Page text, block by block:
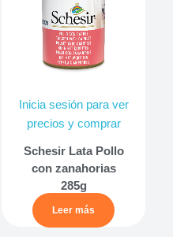
Inicia sesión para ver
precios y comprar
Schesir Lata Pollo
con zanahorias
285g
Leer más